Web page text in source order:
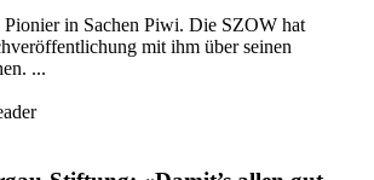
Pionier in Sachen Piwi. Die SZOW hat
mit ihm über seinen
...